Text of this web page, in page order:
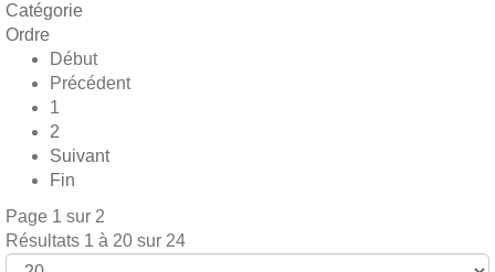
Catégorie
Ordre
Début
Précédent
1
2
Suivant
Fin
Page 1 sur 2
Résultats 1 à 20 sur 24